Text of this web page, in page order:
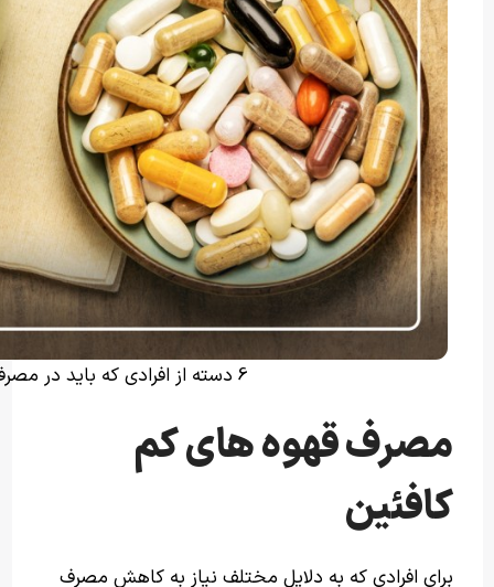
6 دسته از افرادی که باید در مصرف قهوه احتیاط کنند
مصرف قهوه های کم
کافئین
برای افرادی که به دلایل مختلف نیاز به کاهش مصرف